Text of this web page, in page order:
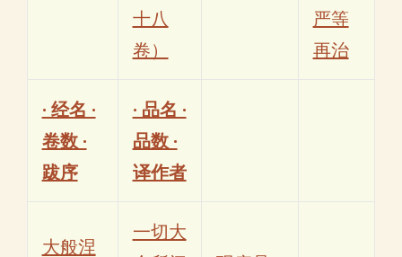
十八
卷）
严等
再治
· 经名 ·
卷数 ·
跋序
· 品名 ·
品数 ·
译作者
大般涅
一切大